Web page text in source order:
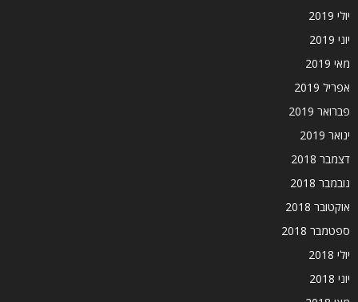
יולי 2019
יוני 2019
מאי 2019
אפריל 2019
פברואר 2019
ינואר 2019
דצמבר 2018
נובמבר 2018
אוקטובר 2018
ספטמבר 2018
יולי 2018
יוני 2018